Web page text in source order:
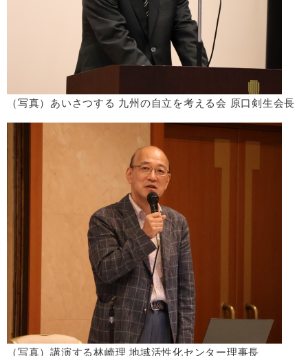
（写真）あいさつする 九州の自立を考える会 原口剣生会長
（写真）講演する林崎理 地域活性化センター理事長